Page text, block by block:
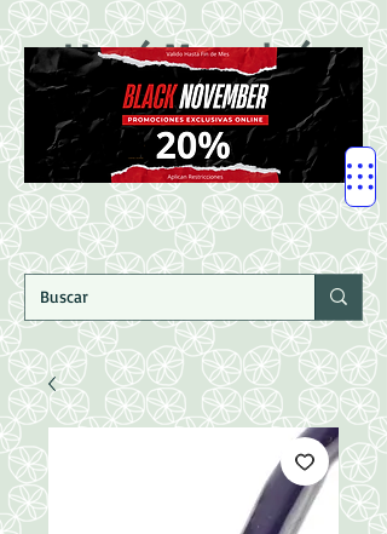
LLegó Mercadería
Nuevaaaaaa!!!!!